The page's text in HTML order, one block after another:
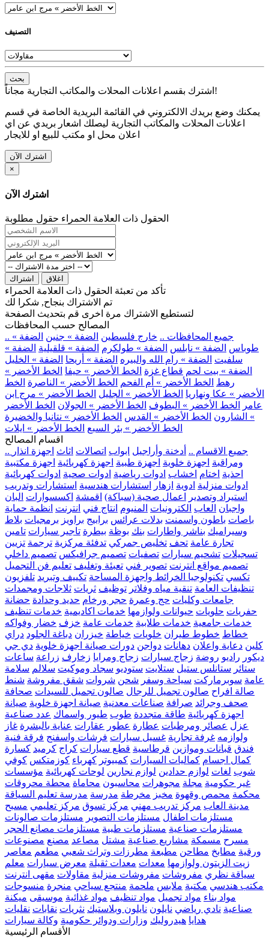
التصنيف
بحث
اشترك بقسم اعلانات المحلات والمكاتب التجارية مجاناً!
يمكنك وضع بريدك الالكتروني في القائمة البريدية الخاصة في قسم
اعلانات المحلات والمكاتب التجارية ليصلك اشعار بريدي عن اي
اعلان محل او مكتب للبيع او للايجار
اشترك الآن
×
اشترك الآن
الحقول ذات العلامة الحمراء حقول مطلوبة
اشتراك اغلاق
تأكد من تعبئة الحقول ذات العلامة الحمراء
تم الاشتراك بنجاح, شكرا لك
لتستطيع الاشتراك مرة اخرى قم بتحديث الصفحة
المصالح حسب المحافظات
.. جميع المحافظات .. خارج فلسطين الضفة » جنين الضفة »
طوباس الضفة » نابلس الضفة » طولكرم الضفة » قلقيلية الضفة »
سلفيت الضفة » رام الله والبيره الضفة » أريحا الضفة » الخليل
الضفة » بيت لحم قطاع غزة الخط الأخضر » حيفا الخط الأخضر »
رهط الخط الأخضر » أم الفحم الخط الأخضر » الناصرة الخط
الأخضر » عكا ونهاريا الخط الأخضر » الجليل الخط الأخضر » مرج ابن
عامر
الخط الأخضر » البطوف الخط الأخضر » الجولان الخط الأخضر
» الشارون الخط الأخضر » القدس الخط الأخضر » نتانيا والخضيرة
الخط الأخضر » بئر السبع الخط الأخضر » ايلات
اقسام المصالح
.. جميع الاقسام .. أدخنة وأراجيل ابواب اتصالات اثاث اجهزة انذار
ومراقبة اجهزة خلوية اجهزة طبية اجهزة كهربائية اجهزة مكتبية
احذية اختام اخشاب ادوات رياضية ادوات صحية ادوات كهربائية
ادوات منزلية ادوية ازهار استشارات هندسية استشارات وتدريب
استيراد وتصدير
اعمال صحية (سباكة) اقمشة اكسسوارات البان
واجبان العاب الكترونيات المنيوم انتاج فني انترنت انظمة حماية
باصات باطون واسمنت بدلات عرائس برابيج براويز برمجيات بلاط
وسيراميك بناشر واطارات بنك بوظة بيطرة تاجير سيارات تامين
تجارة عامة تحف تخليص جمركي تدفئة مركزية ترجمة تزيين
تسجيلات تشحيم سيارات تصفيات تصميم جرافيكس تصميم داخلي
تصميم مواقع انترنت تصوير فني تعبئة وتغليف تعليم فن التجميل
تكسي تكنولوجيا الخرائط واجهزة المساحة تكييف وتبريد تلفزيون
تنظيفات العامة تنقية مياه وفلاتر توظيف ثريات ثلاجات ومجمدات
جامعات وكليات حج وعمرة حجر ورخام حديد وحدادة حضانة
حفريات حلويات حيوانات ولوازمها خدمات اكاديمية خدمات تنظيف
خدمات جامعية خدمات طلابية خدمات عامة خزف خضار وفواكه
خطاط خطوط طيران خلويات خياطة خيزران دباغة الجلود دراي
كلين دعاية واعلان دهانات دواجن دورات صيانة اجهزة خلوية دي جي
ديكور راديو روضة زجاج سيارات زجاج ومرايا زخارف زراعة ساعات
ستائر ستانلس ستيل ستلايت ستوديو سجاد وموكيت سلالم سلامة
عامة سوبرماركت سياحة وسفر شحن شروات شقق مفروشة شنط
صالة افراح صالون تجميل للرجال صالون تجميل للسيدات صحافة
صحف وجرائد صرافة صناعات معدنية صيانة اجهزة خلوية صيانة
اجهزة كهربائية طاقة متجددة طوب طيور واسماك عدد صناعية
عزل عصائر ومرطبات عطارة عطور عقارات عناية بالبشرة غاز
ولوازمه غرفة تجارية غسيل سيارات فرشات واسفنج فرقة فنية
فندق قبانات وموازين قرطاسية قطع سيارات كراج كرميد كسارة
كمال اجسام كماليات السيارات كمبيوتر كهرباء كوزمتكس كوفي
شوب لغات لوازم حدادين لوازم نجارين لوحات كهربائية مؤسسات
غير حكومية مجلة مجوهرات محاسبون محاماة محطة محروقات
محكمة محمص وقهوة مخبز مخرطة مدرسة مدرسة تعليم السياقة
مدينة العاب مركز تدريب مهني مركز تسوق مركز تعليمي مسبح
مستلزمات اطفال مستلزمات التصوير مستلزمات صالونات
مستلزمات صناعية مستلزمات طبية مستلزمات مصانع الحجر
مسرح مسمكة مشاريع صناعية مشتل مصاعد مصنع مصنوعات
ورقية مطابخ مطاحن مطبعة مطرزات وتراث شعبي مطعم معاصر
زيت الزيتون ولوازمها معدات معدات ثقيلة معرض سيارات معلم
سياقة نظري مفروشات مفروشات منزلية مقاولات مقهى انترنت
مكتب هندسي مكتبة ملابس ملحمة منتجع سياحي منجرة منسوجات
مواد بناء مواد تجميل مواد تنظيف مواد غذائية موسيقى ميكنة
صناعية نادي رياضي نايلون نايلون وبلاستيك نثريات نقابات نقليات
هدايا هيدروليك وزارات ودوائر حكومية وكالة سيارات
الأقسام الرئيسية